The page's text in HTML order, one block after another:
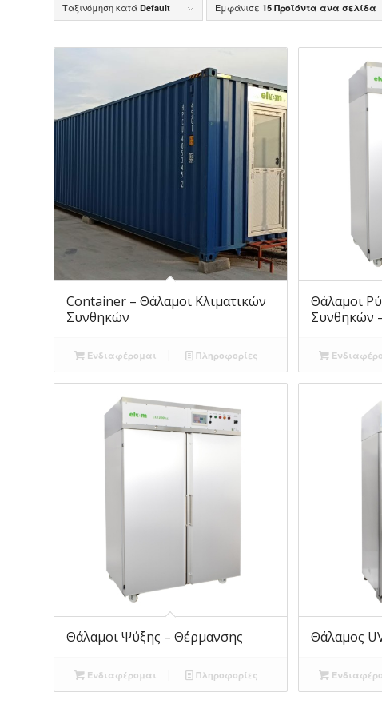
Ταξινόμηση κατά Default Εμφάνισε 15 Προϊόντα ανα σελίδα
Container – Θάλαμοι Κλιματικών
Συνθηκών
Ενδιαφέρομαι Πληροφορίες
Θάλαμοι
Συνθηκών
Θάλαμοι Ψύξης – Θέρμανσης
Ενδιαφέρομαι Πληροφορίες
Θάλαμος